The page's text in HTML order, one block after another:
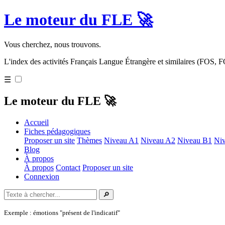
Le moteur du FLE 🚀
Vous cherchez, nous trouvons.
L'index des activités Français Langue Étrangère et similaires (FOS,
☰
Le moteur du FLE 🚀
Accueil
Fiches pédagogiques
Proposer un site Thèmes Niveau A1 Niveau A2 Niveau B1
Blog
À propos
À propos Contact Proposer un site
Connexion
🔎
Exemple : émotions "présent de l'indicatif"